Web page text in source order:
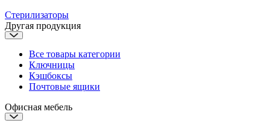
Стерилизаторы
Другая продукция
Все товары категории
Ключницы
Кэшбоксы
Почтовые ящики
Офисная мебель